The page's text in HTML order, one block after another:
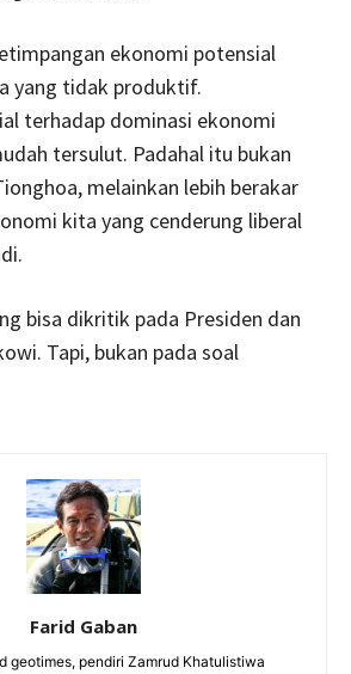
ekonomi potensial
yang tidak produktif.
terhadap dominasi ekonomi
tersulut. Padahal itu bukan
melainkan lebih berakar
kita yang cenderung liberal
bisa dikritik pada Presiden dan
Tapi, bukan pada soal
Farid Gaban
geotimes, pendiri Zamrud Khatulistiwa